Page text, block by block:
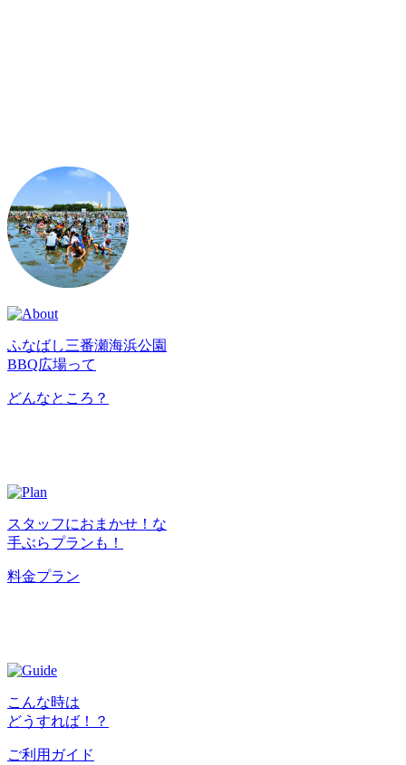
ふなばし三番瀬海浜公園
BBQ広場って
どんなところ？
スタッフにおまかせ！な
手ぶらプランも！
料金プラン
こんな時は
どうすれば！？
ご利用ガイド